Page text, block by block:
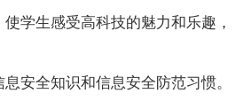
学生感受高科技的魅力和乐趣，
安全知识和信息安全防范习惯。